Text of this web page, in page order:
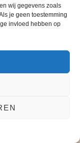
wij gegevens zoals
je geen toestemming
invloed hebben op